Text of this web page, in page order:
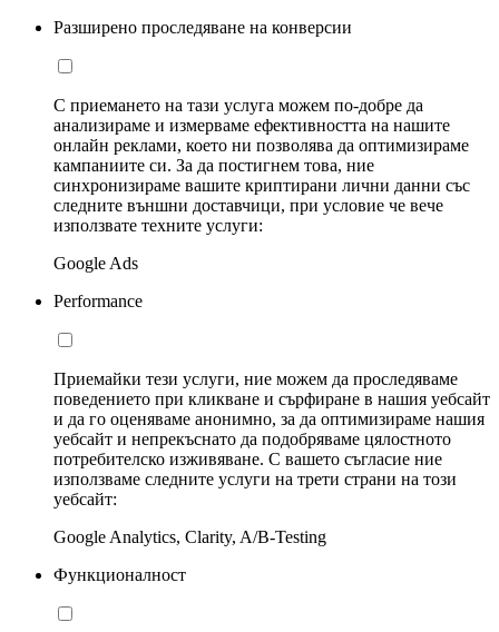
Разширено проследяване на конверсии
С приемането на тази услуга можем по-добре да
анализираме и измерваме ефективността на нашите
онлайн реклами, което ни позволява да оптимизираме
кампаниите си. За да постигнем това, ние
синхронизираме вашите криптирани лични данни със
следните външни доставчици, при условие че вече
използвате техните услуги:
Google Ads
Performance
Приемайки тези услуги, ние можем да проследяваме
поведението при кликване и сърфиране в нашия уебсайт
и да го оценяваме анонимно, за да оптимизираме нашия
уебсайт и непрекъснато да подобряваме цялостното
потребителско изживяване. С вашето съгласие ние
използваме следните услуги на трети страни на този
уебсайт:
Google Analytics, Clarity, A/B-Testing
Функционалност